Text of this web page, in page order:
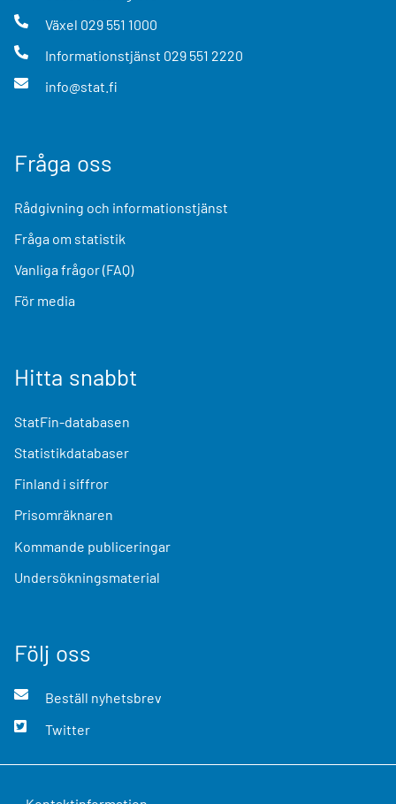
Växel 029 551 1000
Informationstjänst 029 551 2220
info@stat.fi
Fråga oss
Rådgivning och informationstjänst
Fråga om statistik
Vanliga frågor (FAQ)
För media
Hitta snabbt
StatFin-databasen
Statistikdatabaser
Finland i siffror
Prisomräknaren
Kommande publiceringar
Undersökningsmaterial
Följ oss
Beställ nyhetsbrev
Twitter